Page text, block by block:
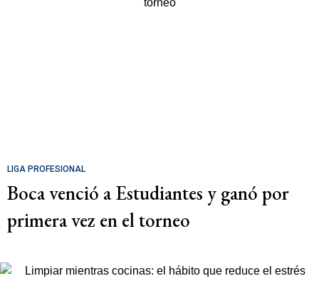
LIGA PROFESIONAL
Boca venció a Estudiantes y ganó por
primera vez en el torneo